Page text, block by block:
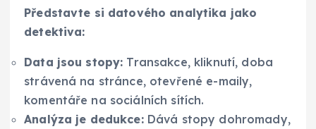
Představte si datového analytika jako
detektiva:
Data jsou stopy: Transakce, kliknutí, doba
strávená na stránce, otevřené e-maily,
komentáře na sociálních sítích.
Analýza je dedukce:Dává stopy dohromady,